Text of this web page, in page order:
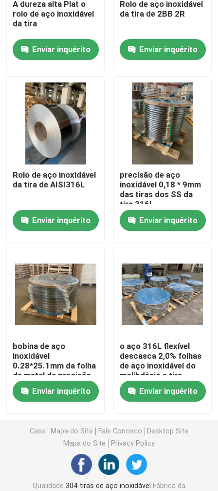
Produtos
Vídeos
Sobre nós
Excursão da fábrica
Controle da qualidade
Contacte-nos
tiras 316l de aço inoxidável
tiras 304L de aço inoxidável
Tira de aço inoxidável laminada a frio
Bobina 301 de aço inoxidável
Tira de aço inoxidável da precisão
Rolo de Tiras de Aço Inoxidável
A dureza alta Plat o
rolo de aço inoxidável
da tira
Enviar inquérito
Rolo de aço inoxidável
da tira de 2BB 2R
Enviar inquérito
Rolo de aço inoxidável
da tira de AISI316L
Enviar inquérito
precisão de aço
inoxidável 0,18 * 9mm
das tiras dos SS da
tira 316L
Enviar inquérito
bobina de aço
inoxidável
0.28*25.1mm da folha
de metal da precisão
dos SS da bobina dos
vagabundos 316L
Enviar inquérito
o aço 316L flexível
descasca 2,0% folhas
de aço inoxidável do
molibdênio e tira
0.2*33.8
Enviar inquérito
Casa Mapa do Site Fale Conosco
Desktop Site
Mapa do Site
Privacy Policy
Qualidade 304 tiras de aço inoxidável Fábrica da